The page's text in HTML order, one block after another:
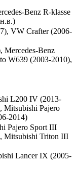
Benz R-klasse
VW Crafter (2006-
Mercedes-Benz
W639 (2003-2010),
L200 IV (2013-
Mitsubishi Pajero
2014)
Pajero Sport III
Mitsubishi Triton III
Lancer IX (2005-